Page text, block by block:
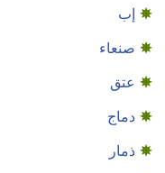
إب
صنعاء
عتق
دماج
ذمار